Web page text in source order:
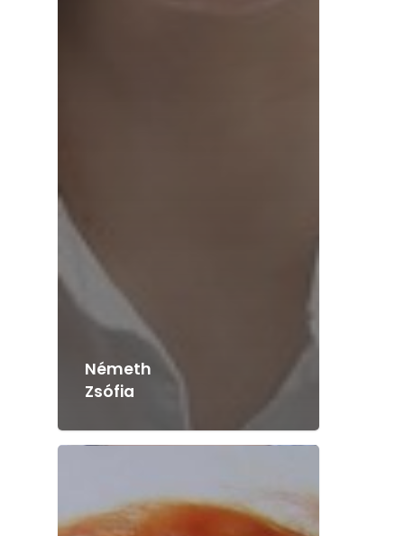
Németh
Zsófia